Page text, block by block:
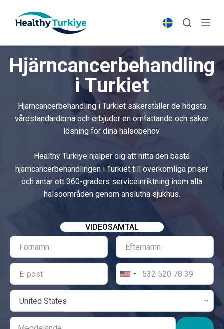
p
o
Hjärncancerbehandling
i Turkiet
Hjärncancerbehandling i Turkiet säkerställer de högsta
vårdstandarderna och erbjuder en omfattande och säker
lösning för dina hälsobehov.
Healthy Türkiye hjälper dig att hitta den bästa
hjärncancerbehandlingen i Turkiet till överkomliga priser
och antar ett 360-graders serviceinriktning inom alla
hälsoområden genom anslutna sjukhus.
VIDEOSAMTAL